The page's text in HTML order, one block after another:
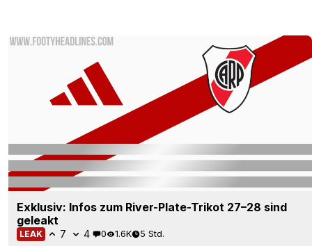
Exklusiv: Infos zum River-Plate-Trikot 27–28 sind
geleakt
LEAK 7 4 0 1.6K 5 Std.